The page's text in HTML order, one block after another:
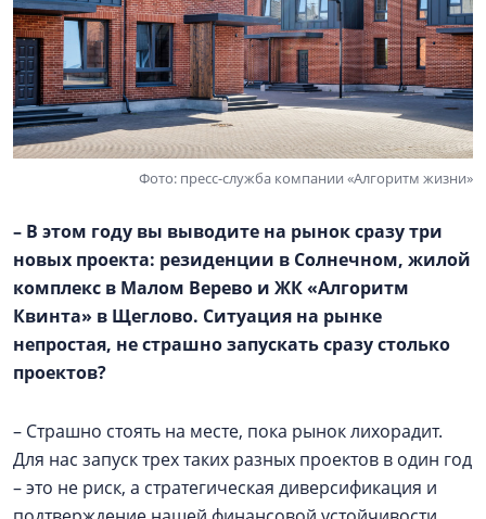
Фото: пресс-служба компании «Алгоритм жизни»
– В этом году вы выводите на рынок сразу три
новых проекта: резиденции в Солнечном, жилой
комплекс в Малом Верево и ЖК «Алгоритм
Квинта» в Щеглово. Ситуация на рынке
непростая, не страшно запускать сразу столько
проектов?
– Страшно стоять на месте, пока рынок лихорадит.
Для нас запуск трех таких разных проектов в один год
– это не риск, а стратегическая диверсификация и